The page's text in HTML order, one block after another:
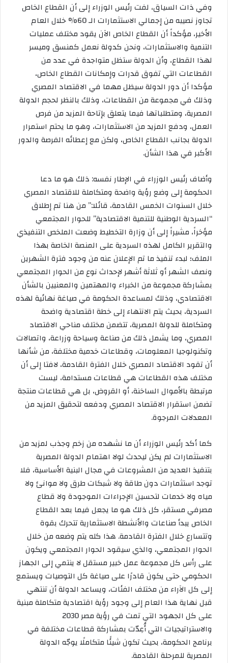
وفي ذات السياق، لفت رئيس الوزراء إلى أن القطاع الخاص
تجاوز نصيبه من إجمالي الاستثمارات الـ 60% خلال العام
الأخير، مؤكداً أن القطاع الخاص الآن يقود مختلف عمليات
التنمية والاستثمارات، ونحن كدولة نعمل كمنسق وميسر
لهذا القطاع، وأن الدولة ستظل متواجدة في عدد من
القطاعات التي تفوق قدرات وإمكانات القطاع الخاص،
مؤكدا أن دور الدولة سيظل مهما في الاقتصاد المصري
وذلك في مجموعة من القطاعات، وذلك بالنظر لحجم الدولة
المصرية، ومتطلباتها فيما يتعلق بإتاحة المزيد من فرص
العمل، ودفع المزيد من الاستثمارات، وهو ما يحتم استمرار
الدولة بجانب القطاع الخاص، ولكن مع إعطائه الفرصة والدور
الأكبر في هذا الشأن.
وأضاف رئيس الوزراء في الإطار نفسه: ذلك هو ما دعا
الحكومة إلى وضع رؤية واضحة ومتكاملة للاقتصاد المصري
خلال السنوات الخمس القادمة، قائلا:” من هنا تم إطلاق
“السردية الوطنية للتنمية الاقتصادية” للحوار المجتمعي
مؤخراً، مشيراً إلى أن وزارة التخطيط وضعت الملخص التنفيذي
والتقرير الكامل لهذه السردية على المنصة الخاصة بهذا
الملف؛ لبدء تنفيذ ما تم الإعلان عنه من وجود فترة الشهرين
ونصف الشهر أو ثلاثة أشهر لإحداث نوع من الحوار المجتمعي
بمشاركة مجموعة من الخبراء والمهتمين والمعنيين بالشأن
الاقتصادي، وذلك لمساعدة الحكومة في صياغة نهائية لهذه
السردية، بحيث يتم الانتهاء إلى خطة اقتصادية واضحة
ومتكاملة للدولة المصرية، تتضمن مختلف مناحي الاقتصاد
المصري، وما يشمل ذلك من صناعة وسياحة وزراعة، واتصالات
وتكنولوجيا المعلومات، وقطاعات خدمية مختلفة، من شأنها
أن تقود الاقتصاد المصري خلال الفترة القادمة، لافتا إلى أن
مختلف هذه القطاعات هي قطاعات مستدامة، ليست
مرتبطة بالأموال الساخنة، أو القروض، بل هي قطاعات منتجة
تضمن استقرار الاقتصاد المصري ودفعه لتحقيق المزيد من
المعدلات المرجوة.
كما أكد رئيس الوزراء أن ما نشهده من زخم وجذب لمزيد من
الاستثمارات لم يكن ليحدث لولا اهتمام الدولة المصرية
بتنفيذ العديد من المشروعات في مجال البنية الأساسية، فلا
توجد استثمارات دون طاقة ولا شبكات طرق ولا موانئ ولا
مياه ولا خدمات لتحسين الإجراءات الموجودة ولا قطاع
مصرفي مستقر، كل ذلك هو ما يجعل فيما بعد القطاع
الخاص يبدأ صناعات والأنشطة الاستثمارية تتحرك بقوة
وتتسارع خلال الفترة القادمة. هذا كله يتم وضعه من خلال
الحوار المجتمعي، والذي سيقود الحوار المجتمعي ويكون
على رأس كل مجموعة عمل خبير مستقل لا ينتمي إلى الجهاز
الحكومي حتى يكون قادرًا على صياغة كل التوصيات ويستمع
إلى كل الآراء من مختلف الفئات، ويساعد الدولة أن تنتهي
قبل نهاية هذا العام إلى وجود رؤية اقتصادية متكاملة مبنية
على كل الجهود التي تمت في رؤية مصر 2030
والاستراتيجيات التي أُعِدّت بمشاركة قطاعات مختلفة في
برنامج الحكومة، بحيث تكون شيئًا متكاملًا يوجّه الدولة
المصرية للمرحلة القادمة.